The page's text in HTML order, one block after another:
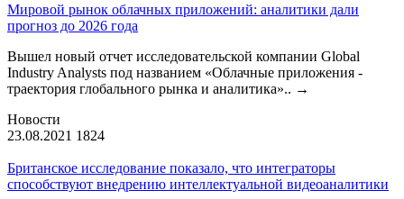
Мировой рынок облачных приложений: аналитики дали
прогноз до 2026 года
Вышел новый отчет исследовательской компании Global
Industry Analysts под названием «Облачные приложения -
траектория глобального рынка и аналитика».. →
Новости
23.08.2021 1824
Британское исследование показало, что интеграторы
способствуют внедрению интеллектуальной видеоаналитики